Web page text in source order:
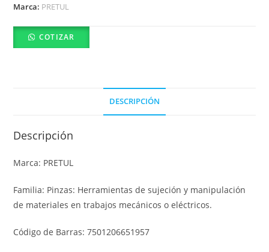
Marca: PRETUL
COTIZAR
DESCRIPCIÓN
Descripción
Marca: PRETUL
Familia: Pinzas: Herramientas de sujeción y manipulación
de materiales en trabajos mecánicos o eléctricos.
Código de Barras: 7501206651957